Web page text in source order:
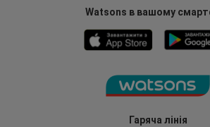
Гаряча лінія
Watsons в вашому